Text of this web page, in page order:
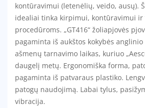
kontūravimui (letenėlių, veido, ausų).
idealiai tinka kirpimui, kontūravimui ir
procedūroms. „GT416“ žoliapjovės
pagaminta iš aukštos kokybės
ašmenų tarnavimo laikas, kuriuo
daugelį metų. Ergonomiška forma,
pagaminta iš patvaraus plastiko.
patogų naudojimą. Labai tylus,
vibracija.